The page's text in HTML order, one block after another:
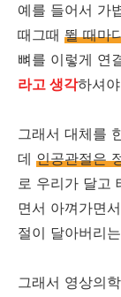
예를 들어서 가
때그때 뛸 때마
뼈를 이렇게 연
라고 생각하셔
그래서 대체를
데 인공관절은
로 우리가 달고
면서 아껴가면
절이 달아버리
그래서 영상의